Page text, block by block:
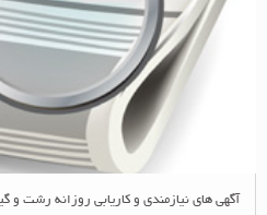
آگهی های نیازمندی و کاریابی روزانه رشت و گیلان